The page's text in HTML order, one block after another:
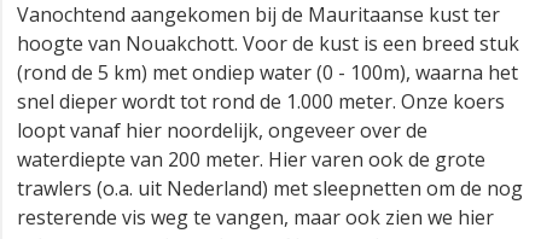
Vanochtend aangekomen bij de Mauritaanse kust ter
hoogte van Nouakchott. Voor de kust is een breed stuk
(rond de 5 km) met ondiep water (0 - 100m), waarna het
snel dieper wordt tot rond de 1.000 meter. Onze koers
loopt vanaf hier noordelijk, ongeveer over de
waterdiepte van 200 meter. Hier varen ook de grote
trawlers (o.a. uit Nederland) met sleepnetten om de nog
resterende vis weg te vangen, maar ook zien we hier